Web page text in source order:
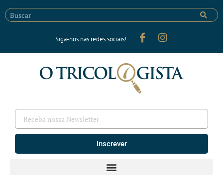
Siga-nos nas redes sociais!
Inscrever